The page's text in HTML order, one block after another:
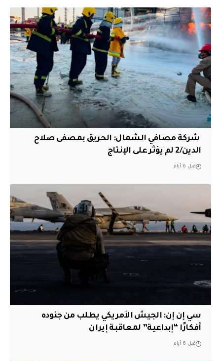
‏ شركة مصافي الشمال: الحريق بمصفى صلاح
الدين/2 لم يؤثر على الإنتاج
قبل 6 أيام
سي إن إن: الجيش الأمريكي يطلب من جنوده
أفكارًا “إبداعية” لمعاقبة إيران
قبل 6 أيام